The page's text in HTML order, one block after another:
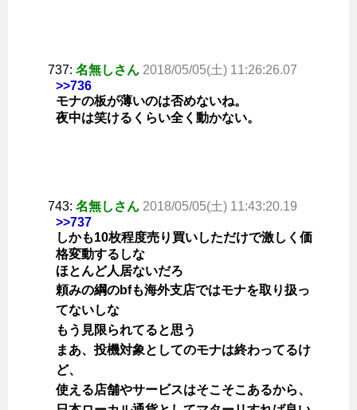
737: 名無しさん 2018/05/05(土) 11:26:26.07
>>736
モナの板が薄いのは否めないね。
夜中は笑けるくらい全く動かない。
743: 名無しさん 2018/05/05(土) 11:43:20.19
>>737
しかも10枚程度売り買いしただけで激しく価
格変動するしな
ほとんど人居ないだろ
頼みの綱のbfも海外支店ではモナを取り扱っ
てないしな
もう見限られてると思う
まあ、投機対象としてのモナは終わってるけ
ど、
使える店舗やサービスはそこそこあるから、